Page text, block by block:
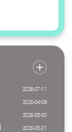
2026-07-11
2026-04-08
2026-03-30
2026-03-21